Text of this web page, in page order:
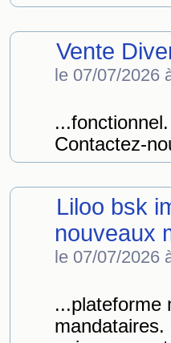
Vente
le 07/07/2026
Contactez-
Liloo bsk
nouveaux
le 07/07/2026
...plateforme